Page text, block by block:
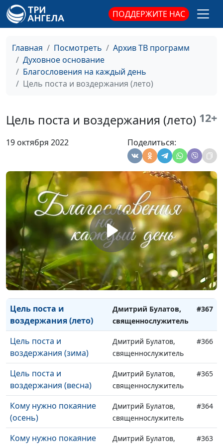
ПОДДЕРЖИТЕ НАС
Главная Посмотреть
Архив ТВ программ
Духовное основание
Благословения на каждый день
Цель поста и воздержания (лето)
Цель поста и воздержания (лето) 12+
19 октября 2022 Поделиться:
или жизнь? (лето)
священнослужитель
или жизнь? (зима)
священнослужитель
Религиозные правила
или жизнь? (весна)
Дмитрий Булатов,
священнослужитель
мир (осень)
Иисус Христос —
Дмитрий Булатов,
священнослужитель
Иисус Христос —
Мессия, изменивший
мир (зима)
Дмитрий Булатов,
священнослужитель
#370
Иисус Христос —
Мессия, изменивший
мир (весна)
Дмитрий Булатов,
священнослужитель
#369
Цель поста и
воздержания (осень)
Дмитрий Булатов,
священнослужитель
#368
Цель поста и
воздержания (лето)
Дмитрий Булатов,
священнослужитель
#367
Цель поста и
воздержания (зима)
Дмитрий Булатов,
священнослужитель
#366
Цель поста и
воздержания (весна)
Дмитрий Булатов,
священнослужитель
#365
Кому нужно покаяние
(осень)
Дмитрий Булатов,
священнослужитель
#364
Кому нужно покаяние
Дмитрий Булатов,
#363